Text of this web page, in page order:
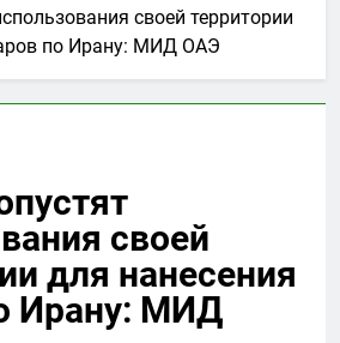
своей территории
по Ирану: МИД ОАЭ
своей
для нанесения
Ирану: МИД